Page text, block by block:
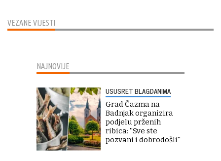
VEZANE VIJESTI
NAJNOVIJE
USUSRET BLAGDANIMA
Grad Čazma na
Badnjak organizira
podjelu prženih
ribica: ''Sve ste
pozvani i dobrodošli''